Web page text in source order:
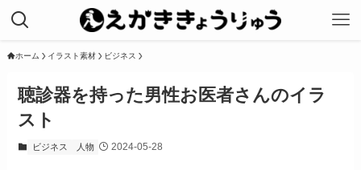
ホーム イラスト素材 ビジネス
聴診器を持った男性お医者さんのイラ
スト
ビジネス 人物 2024-05-28